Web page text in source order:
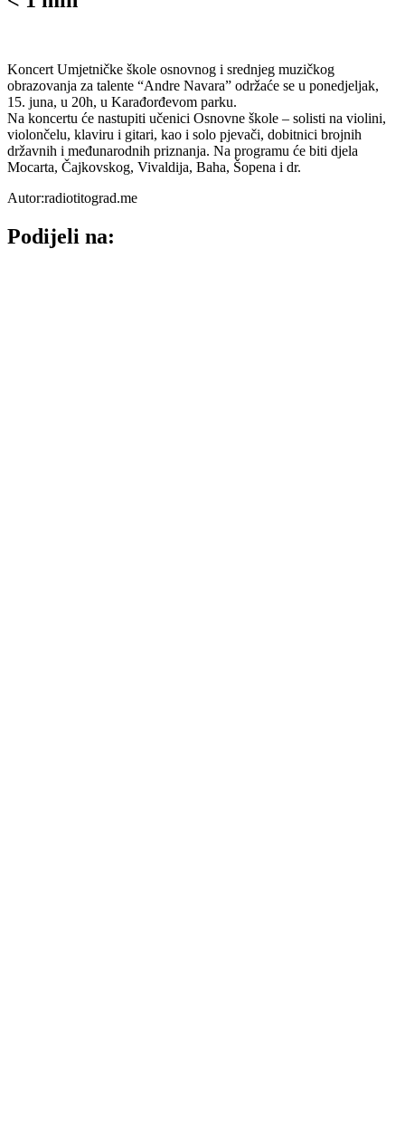
Koncert Umjetničke škole osnovnog i srednjeg muzičkog
obrazovanja za talente “Andre Navara” održaće se u ponedjeljak,
15. juna, u 20h, u Karađorđevom parku.
Na koncertu će nastupiti učenici Osnovne škole – solisti na violini,
violončelu, klaviru i gitari, kao i solo pjevači, dobitnici brojnih
državnih i međunarodnih priznanja. Na programu će biti djela
Mocarta, Čajkovskog, Vivaldija, Baha, Šopena i dr.
Autor:radiotitograd.me
Podijeli na: